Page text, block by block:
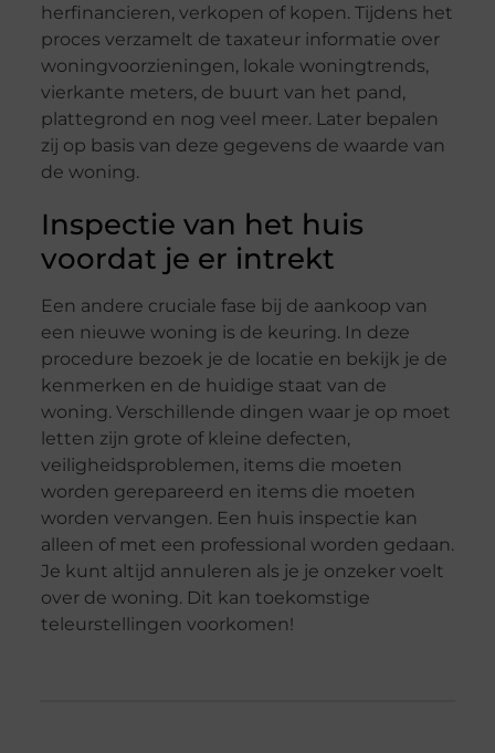
herfinancieren, verkopen of kopen. Tijdens het
proces verzamelt de taxateur informatie over
woningvoorzieningen, lokale woningtrends,
vierkante meters, de buurt van het pand,
plattegrond en nog veel meer. Later bepalen
zij op basis van deze gegevens de waarde van
de woning.
Inspectie van het huis
voordat je er intrekt
Een andere cruciale fase bij de aankoop van
een nieuwe woning is de keuring. In deze
procedure bezoek je de locatie en bekijk je de
kenmerken en de huidige staat van de
woning. Verschillende dingen waar je op moet
letten zijn grote of kleine defecten,
veiligheidsproblemen, items die moeten
worden gerepareerd en items die moeten
worden vervangen. Een huis inspectie kan
alleen of met een professional worden gedaan.
Je kunt altijd annuleren als je je onzeker voelt
over de woning. Dit kan toekomstige
teleurstellingen voorkomen!